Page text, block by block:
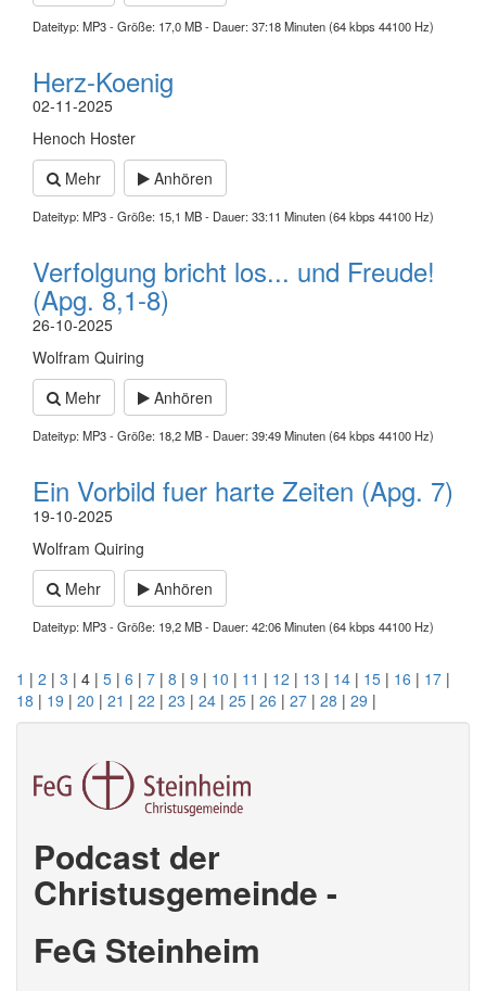
Dateityp: MP3 - Größe: 17,0 MB - Dauer: 37:18 Minuten (64 kbps 44100 Hz)
Herz-Koenig
02-11-2025
Henoch Hoster
Mehr
Anhören
Dateityp: MP3 - Größe: 15,1 MB - Dauer: 33:11 Minuten (64 kbps 44100 Hz)
Verfolgung bricht los... und Freude!
(Apg. 8,1-8)
26-10-2025
Wolfram Quiring
Mehr
Anhören
Dateityp: MP3 - Größe: 18,2 MB - Dauer: 39:49 Minuten (64 kbps 44100 Hz)
Ein Vorbild fuer harte Zeiten (Apg. 7)
19-10-2025
Wolfram Quiring
Mehr
Anhören
Dateityp: MP3 - Größe: 19,2 MB - Dauer: 42:06 Minuten (64 kbps 44100 Hz)
1 | 2 | 3 | 4 | 5 | 6 | 7 | 8 | 9 | 10 | 11 | 12 | 13 | 14 | 15 | 16 | 17 |
18 | 19 | 20 | 21 | 22 | 23 | 24 | 25 | 26 | 27 | 28 | 29 |
Podcast der
Christusgemeinde -
FeG Steinheim